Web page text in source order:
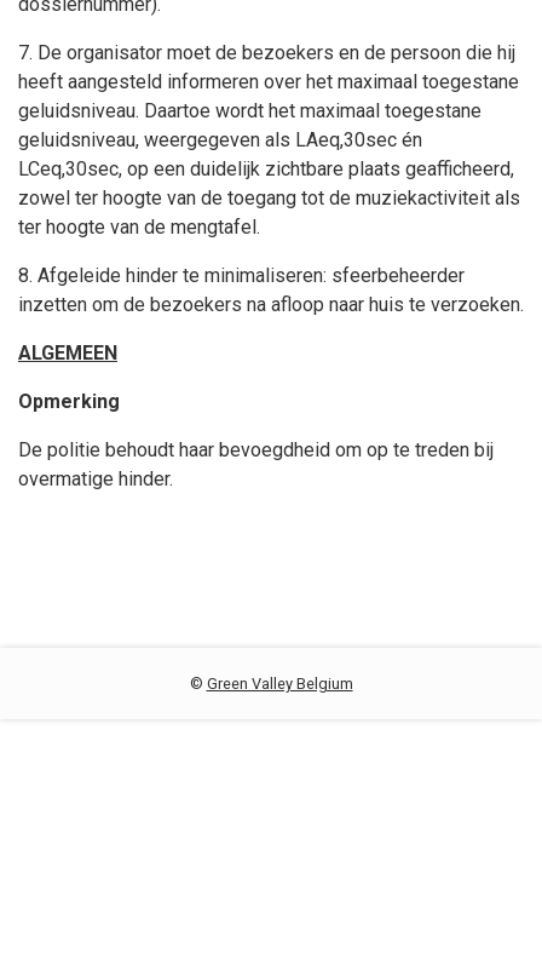
7. De organisator moet de bezoekers en de persoon die hij
heeft aangesteld informeren over het maximaal toegestane
geluidsniveau. Daartoe wordt het maximaal toegestane
geluidsniveau, weergegeven als LAeq,30sec én
LCeq,30sec, op een duidelijk zichtbare plaats geafficheerd,
zowel ter hoogte van de toegang tot de muziekactiviteit als
ter hoogte van de mengtafel.
8. Afgeleide hinder te minimaliseren: sfeerbeheerder
inzetten om de bezoekers na afloop naar huis te verzoeken.
ALGEMEEN
Opmerking
De politie behoudt haar bevoegdheid om op te treden bij
overmatige hinder.
© Green Valley Belgium